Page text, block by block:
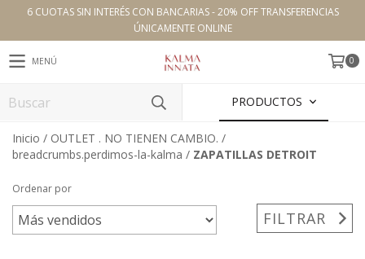
6 CUOTAS SIN INTERÉS CON BANCARIAS - 20% OFF TRANSFERENCIAS
ÚNICAMENTE ONLINE
MENÚ 0
PRODUCTOS
Inicio / OUTLET . NO TIENEN CAMBIO. /
breadcrumbs.perdimos-la-kalma / ZAPATILLAS DETROIT
Ordenar por
FILTRAR